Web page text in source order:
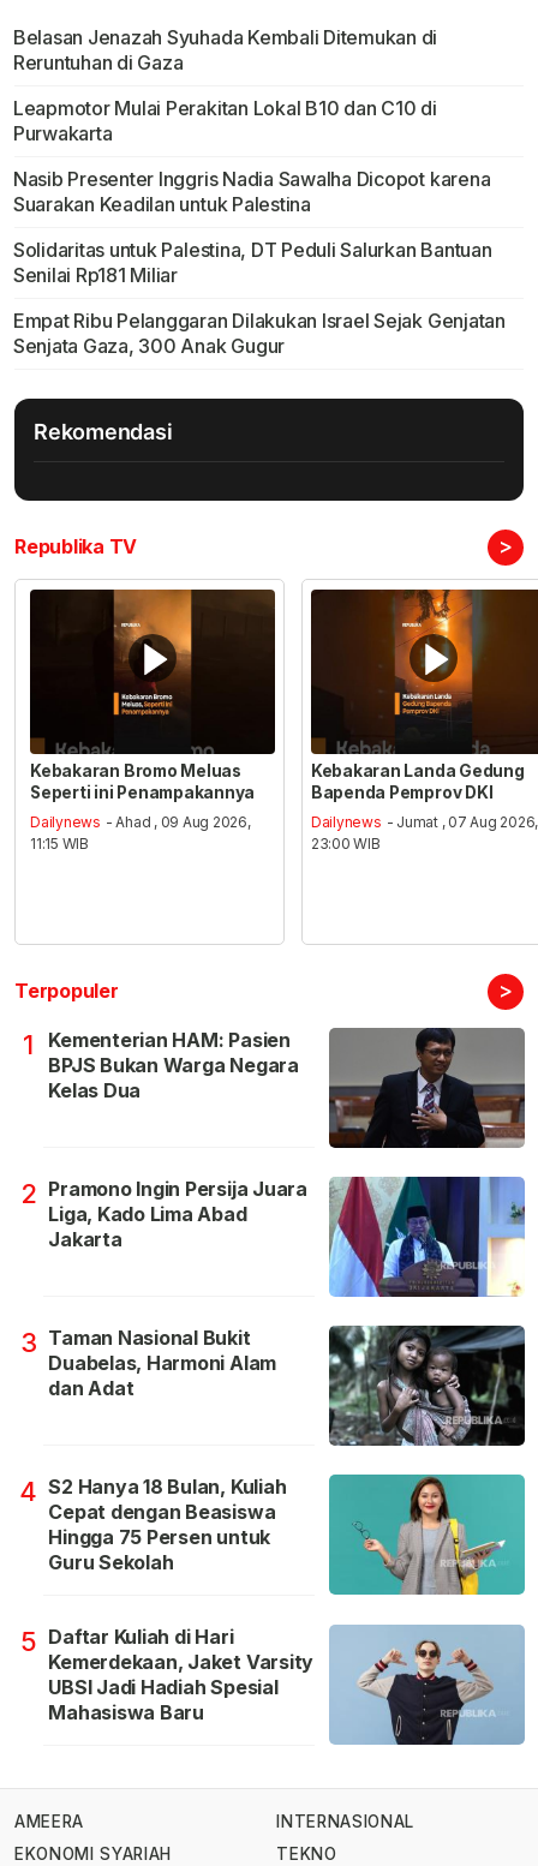
Belasan Jenazah Syuhada Kembali Ditemukan di
Reruntuhan di Gaza
Leapmotor Mulai Perakitan Lokal B10 dan C10 di
Purwakarta
Nasib Presenter Inggris Nadia Sawalha Dicopot karena
Suarakan Keadilan untuk Palestina
Solidaritas untuk Palestina, DT Peduli Salurkan Bantuan
Senilai Rp181 Miliar
Empat Ribu Pelanggaran Dilakukan Israel Sejak Genjatan
Senjata Gaza, 300 Anak Gugur
Rekomendasi
Republika TV >
Kebakaran Bromo Meluas
Seperti ini Penampakannya
Dailynews - Ahad , 09 Aug 2026,
11:15 WIB
Kebakaran Landa Gedung
Bapenda Pemprov DKI
Dailynews - Jumat , 07 Aug 2026,
23:00 WIB
Terpopuler >
1
Kementerian HAM: Pasien
BPJS Bukan Warga Negara
Kelas Dua
2 Pramono Ingin Persija Juara
Liga, Kado Lima Abad
Jakarta
3 Taman Nasional Bukit
Duabelas, Harmoni Alam
dan Adat
4 S2 Hanya 18 Bulan, Kuliah
Cepat dengan Beasiswa
Hingga 75 Persen untuk
Guru Sekolah
5 Daftar Kuliah di Hari
Kemerdekaan, Jaket Varsity
UBSI Jadi Hadiah Spesial
Mahasiswa Baru
AMEERA
EKONOMI SYARIAH
INTERNASIONAL
TEKNO